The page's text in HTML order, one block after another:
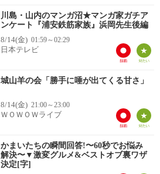
川島・山内のマンガ沼★マンガ家ガチア
ンケート『浦安鉄筋家族』浜岡先生後編
8/14(金) 01:59～02:29
日本テレビ
城山羊の会「勝手に唾が出てくる甘さ」
8/14(金) 21:00～23:00
ＷＯＷＯＷライブ
かまいたちの瞬間回答!〜60秒でお悩み
解決〜▼激変グルメ&ベストオブ裏ワザ
決定[字]